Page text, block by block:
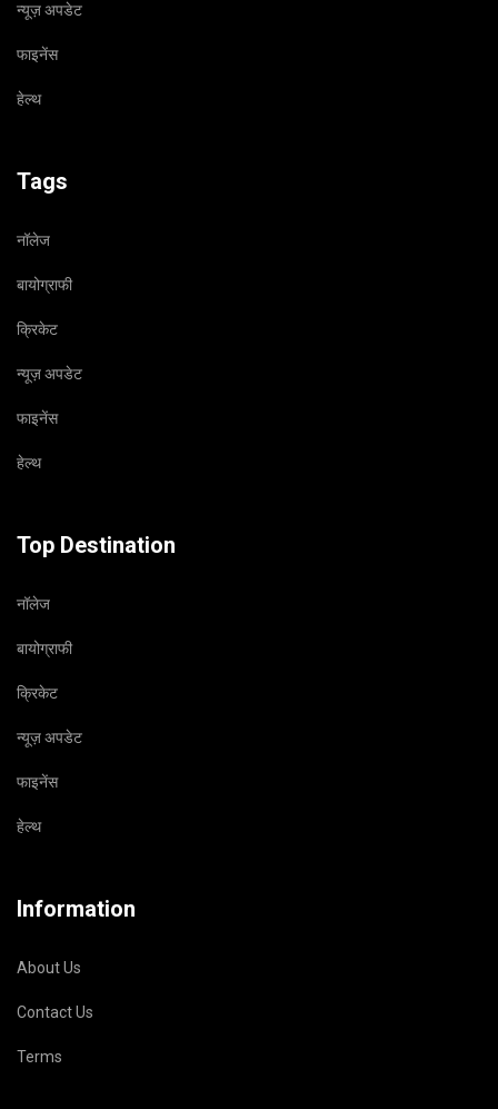
न्यूज़ अपडेट
फाइनेंस
हेल्थ
Tags
नॉलेज
बायोग्राफी
क्रिकेट
न्यूज़ अपडेट
फाइनेंस
हेल्थ
Top Destination
नॉलेज
बायोग्राफी
क्रिकेट
न्यूज़ अपडेट
फाइनेंस
हेल्थ
Information
About Us
Contact Us
Terms